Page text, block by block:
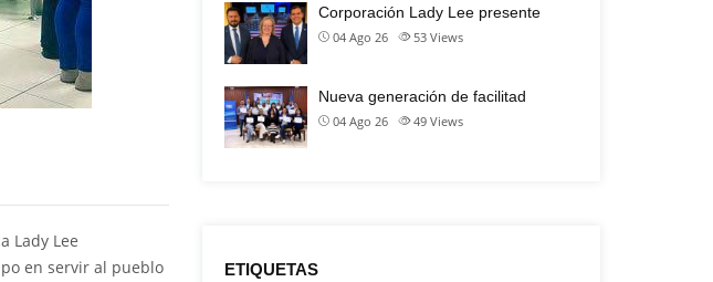
Lady Lee
en servir al pueblo
Corporación Lady Lee presente
04 Ago 26 53 Views
Nueva generación de facilitad
04 Ago 26 49 Views
ETIQUETAS